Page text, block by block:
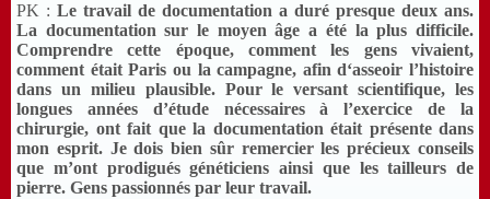
PK : Le travail de documentation a duré presque deux ans.
La documentation sur le moyen âge a été la plus difficile.
Comprendre cette époque, comment les gens vivaient,
comment était Paris ou la campagne, afin d‘asseoir l’histoire
dans un milieu plausible. Pour le versant scientifique, les
longues années d’étude nécessaires à l’exercice de la
chirurgie, ont fait que la documentation était présente dans
mon esprit. Je dois bien sûr remercier les précieux conseils
que m’ont prodigués généticiens ainsi que les tailleurs de
pierre. Gens passionnés par leur travail.